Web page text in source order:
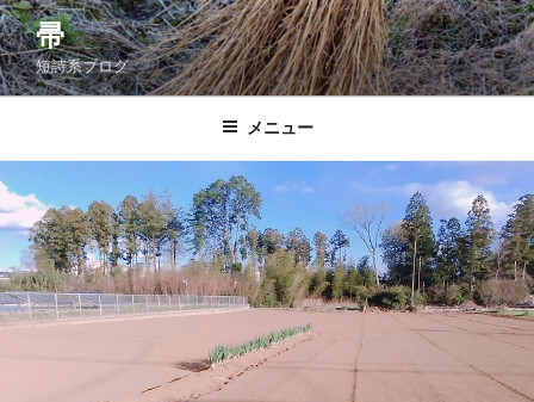
コ
ン
テ
ン
ス
キ
プ
帚
短詩系ブログ
メニュー